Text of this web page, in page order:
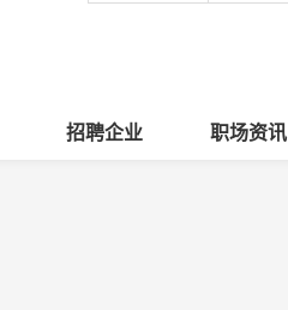
招聘企业 职场资讯